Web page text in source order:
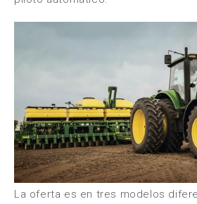
La oferta es en tres modelos